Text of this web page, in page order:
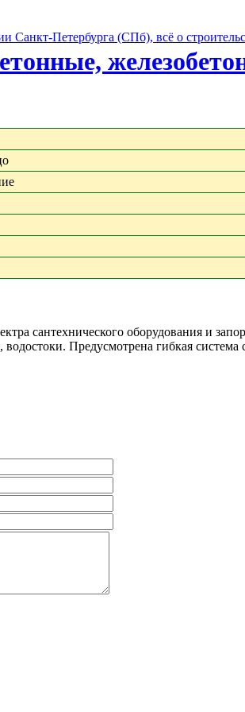
Санкт-Петербурга (СПб), всё о
сантехнического оборудования и
Предусмотрена гибкая система